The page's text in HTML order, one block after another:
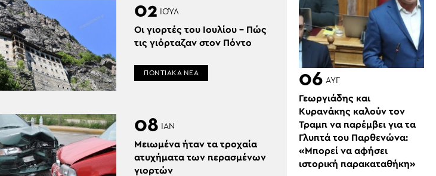
02 ΙΟΎΛ
Οι γιορτές του Ιουλίου – Πώς
τις γιόρταζαν στον Πόντο
ΠΟΝΤΙΑΚΑ ΝΕΑ
08 ΙΑΝ
Μειωμένα ήταν τα τροχαία
ατυχήματα των περασμένων
γιορτών
06 ΑΥΓ
Γεωργιάδης και
Κυρανάκης καλούν τον
Τραμπ να παρέμβει για τα
Γλυπτά του Παρθενώνα:
«Μπορεί να αφήσει
ιστορική παρακαταθήκη»